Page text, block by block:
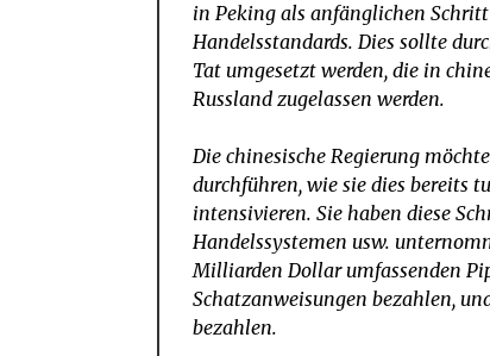
in Peking als anfänglichen
Handelsstandards. Dies sollte
Tat umgesetzt werden, die in
Russland zugelassen werden.
Die chinesische Regierung
durchführen, wie sie dies bereits
intensivieren. Sie haben diese
Handelssystemen usw.
Milliarden Dollar umfassenden
Schatzanweisungen bezahlen,
bezahlen.